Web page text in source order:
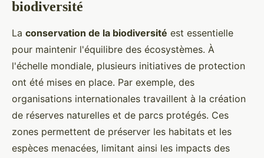
biodiversité
La conservation de la biodiversité est essentielle
pour maintenir l'équilibre des écosystèmes. À
l'échelle mondiale, plusieurs initiatives de protection
ont été mises en place. Par exemple, des
organisations internationales travaillent à la création
de réserves naturelles et de parcs protégés. Ces
zones permettent de préserver les habitats et les
espèces menacées, limitant ainsi les impacts des